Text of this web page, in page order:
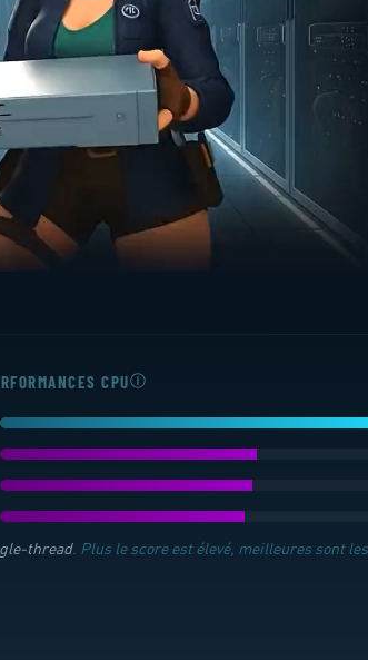
CPUⒾ
thread. Plus le score est élevé, meilleures sont